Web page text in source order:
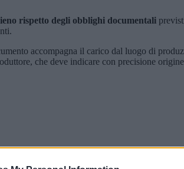
rispetto degli obblighi documentali
accompagna il carico dal luogo di
che deve indicare con precisione